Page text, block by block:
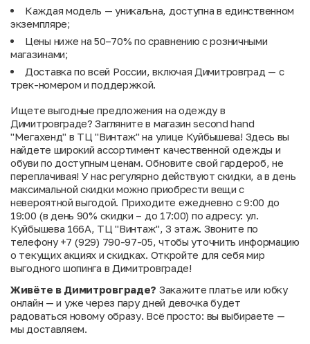
Каждая модель — уникальна, доступна в единственном
экземпляре;
Цены ниже на 50–70% по сравнению с розничными
магазинами;
Доставка по всей России, включая Димитровград — с
трек-номером и поддержкой.
Ищете выгодные предложения на одежду в
Димитровграде? Загляните в магазин second hand
"Мегахенд" в ТЦ "Винтаж" на улице Куйбышева! Здесь вы
найдете широкий ассортимент качественной одежды и
обуви по доступным ценам. Обновите свой гардероб, не
переплачивая! У нас регулярно действуют скидки, а в день
максимальной скидки можно приобрести вещи с
невероятной выгодой. Приходите ежедневно с 9:00 до
19:00 (в день 90% скидки – до 17:00) по адресу: ул.
Куйбышева 166А, ТЦ "Винтаж", 3 этаж. Звоните по
телефону +7 (929) 790-97-05, чтобы уточнить информацию
о текущих акциях и скидках. Откройте для себя мир
выгодного шопинга в Димитровграде!
Живёте в Димитровграде? Закажите платье или юбку
онлайн — и уже через пару дней девочка будет
радоваться новому образу. Всё просто: вы выбираете —
мы доставляем.